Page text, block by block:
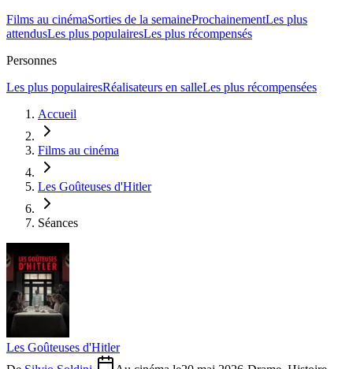
Films au cinémaSorties de la semaineProchainementLes plus
attendusLes plus populairesLes plus récompensés
Personnes
Les plus populairesRéalisateurs en salleLes plus récompensées
Accueil
Films au cinéma
Les Goûteuses d'Hitler
Séances
Les Goûteuses d'Hitler